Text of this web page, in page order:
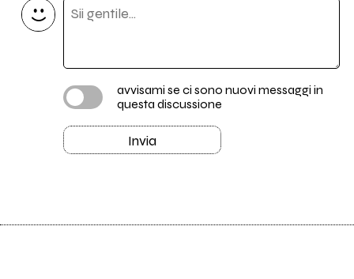
avvisami se ci sono nuovi messaggi in
questa discussione
Invia